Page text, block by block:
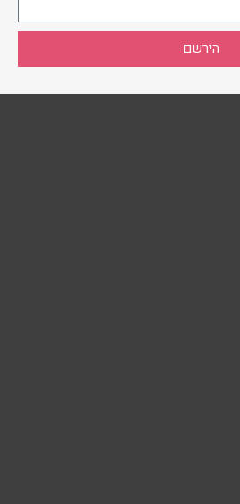
הירשם